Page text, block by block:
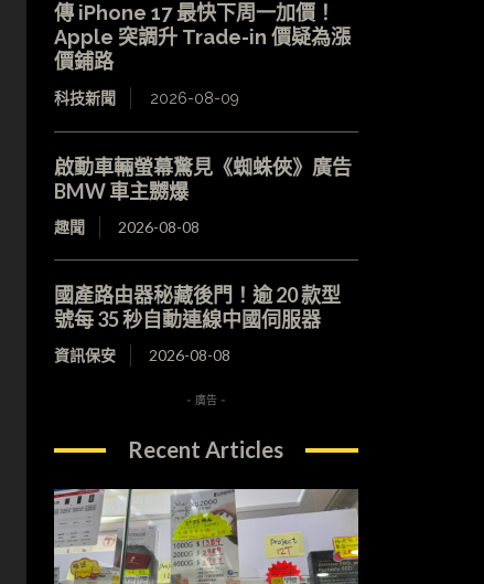
傳 iPhone 17 最快下周一加價！
Apple 突調升 Trade-in 價疑為漲
價鋪路
科技新聞 2026-08-09
啟動車輛螢幕驚見《蜘蛛俠》廣告
BMW 車主嬲爆
趣聞 2026-08-08
國產路由器秘藏後門！逾 20 款型
號每 35 秒自動連線中國伺服器
資訊保安 2026-08-08
- 廣告 -
Recent Articles